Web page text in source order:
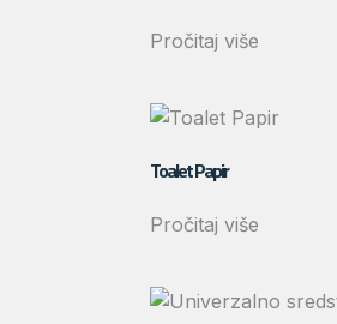
Pročitaj više
Toalet Papir
Pročitaj više